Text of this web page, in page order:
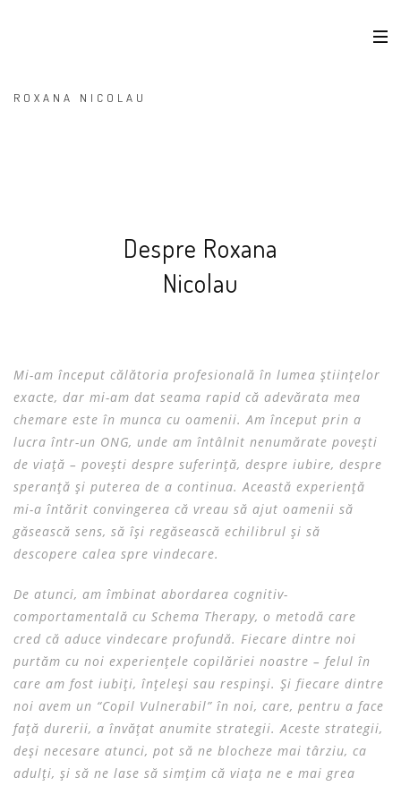
ROXANA NICOLAU
Despre Roxana
Nicolau
Mi-am început călătoria profesională în lumea științelor
exacte, dar mi-am dat seama rapid că adevărata mea
chemare este în munca cu oamenii. Am început prin a
lucra într-un ONG, unde am întâlnit nenumărate povești
de viață – povești despre suferință, despre iubire, despre
speranță și puterea de a continua. Această experiență
mi-a întărit convingerea că vreau să ajut oamenii să
găsească sens, să își regăsească echilibrul și să
descopere calea spre vindecare.
De atunci, am îmbinat abordarea cognitiv-
comportamentală cu Schema Therapy, o metodă care
cred că aduce vindecare profundă. Fiecare dintre noi
purtăm cu noi experiențele copilăriei noastre – felul în
care am fost iubiți, înțeleși sau respinși. Și fiecare dintre
noi avem un “Copil Vulnerabil” în noi, care, pentru a face
față durerii, a învățat anumite strategii. Aceste strategii,
deși necesare atunci, pot să ne blocheze mai târziu, ca
adulți, și să ne lase să simțim că viața ne e mai grea